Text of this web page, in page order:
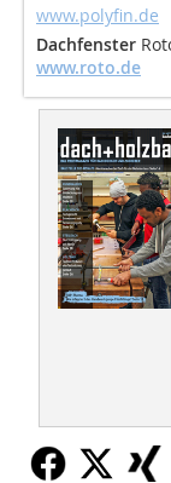
www.polyfin.de
Dachfenster
www.roto.de